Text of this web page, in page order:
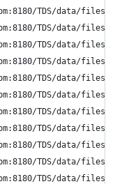
TDS/data/files/p9/
TDS/data/files/p9/
TDS/data/files/p9/
TDS/data/files/p9/
TDS/data/files/p9/
TDS/data/files/p9/
TDS/data/files/p9/
TDS/data/files/p9/
TDS/data/files/p9/
TDS/data/files/p9/
TDS/data/files/p9/